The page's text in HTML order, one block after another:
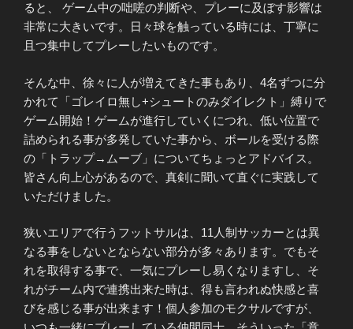
ると、 ゲーム中の咄嗟の判断や、プレーに及ぼす影響は
非常に大きいです。日々球を触っている時には、丁寧に
且つ集中してプレーしたいものです。
そんな中、徐々に人が増えてきた事もあり、4名ずつに分
かれて「ゴレイロ無し+シュートのみダイレクト」縛りで
ゲーム開始！ゲームが進行していくにつれ、低い位置で
詰められる事が多発していた事から、ボールを受ける際
の「トラップ→ムーブ」についてちょっとアドバイス。
皆さん向上心があるので、真剣に聞いて直ぐに実践して
いただけました。
狭いエリアで行うフットサルは、11人制サッカーとは異
なる事をしないとならない部分が多々あります。でもそ
れを取得する事で、一気にプレーし易くなりますし、そ
れがチーム内で連携出来た時は、得も言われぬ快感と喜
びを感じる事が出来ます！個人参加のモクサルですが、